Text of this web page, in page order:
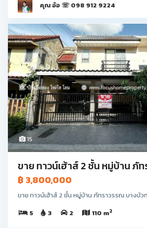
คุณ อ้อ ☏ 098 912 9224
15
ขาย ทาวน์เฮ้าส์ 2 ชั้น หมู่บ้าน ภั
฿ 3,800,000
ขาย ทาวน์เฮ้าส์ 2 ชั้น หมู่บ้าน ภัทราวรรณ บางบัว
5
3 2 110 m2